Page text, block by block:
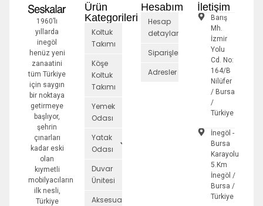
1960’lı
yıllarda
inegöl
henüz yeni
zanaatini
tüm Türkiye
için saygın
bir noktaya
getirmeye
başlıyor,
şehrin
çınarları
kadar eski
olan
kıymetli
mobilyacıların
ilk nesli,
Türkiye
Ürün
Kategorileri
Koltuk
Takımı
Köşe
Koltuk
Takımı
Yemek
Odası
Yatak
Odası
Duvar
Ünitesi
Aksesuarlar
Hesabım
Hesap
detayları
Siparişler
Adresler
İletişim
Barış
Mh.
İzmir
Yolu
Cd. No:
164/B
Nilüfer
/ Bursa
/
Türkiye
İnegöl -
Bursa
Karayolu
5.Km
İnegöl /
Bursa /
Türkiye